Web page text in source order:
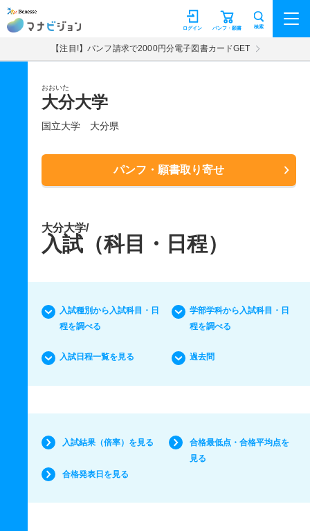
マナビジョン パンフ・願書
ログイン 検索
【注目!】パンフ請求で2000円分電子図書カードGET
おおいた
大分大学
国立大学 大分県
パンフ・願書取り寄せ
大分大学/
入試（科目・日程）
入試種別から入試科目・日
程を調べる
学部学科から入試科目・日
程を調べる
入試日程一覧を見る 過去問
入試結果（倍率）を見る
合格最低点・合格平均点を
見る
合格発表日を見る